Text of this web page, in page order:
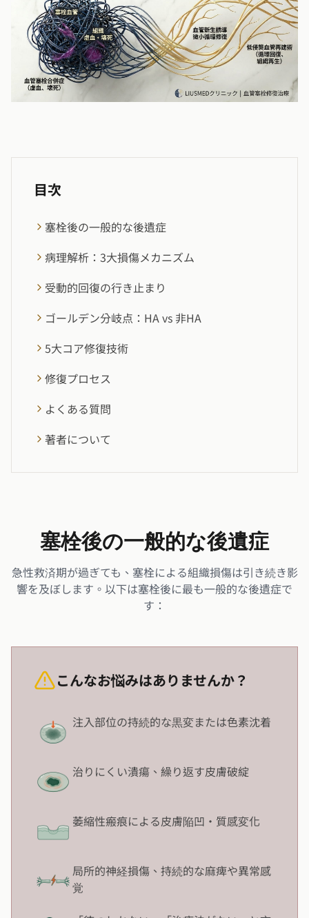
目次
塞栓後の一般的な後遺症
病理解析：3大損傷メカニズム
受動的回復の行き止まり
ゴールデン分岐点：HA vs 非HA
5大コア修復技術
修復プロセス
よくある質問
著者について
塞栓後の一般的な後遺症
急性救済期が過ぎても、塞栓による組織損傷は引き続き影
響を及ぼします。以下は塞栓後に最も一般的な後遺症で
す：
こんなお悩みはありませんか？
注入部位の持続的な黒変または色素沈着
治りにくい潰瘍、繰り返す皮膚破綻
萎縮性瘢痕による皮膚陥凹・質感変化
局所的神経損傷、持続的な麻痺や異常感
覚